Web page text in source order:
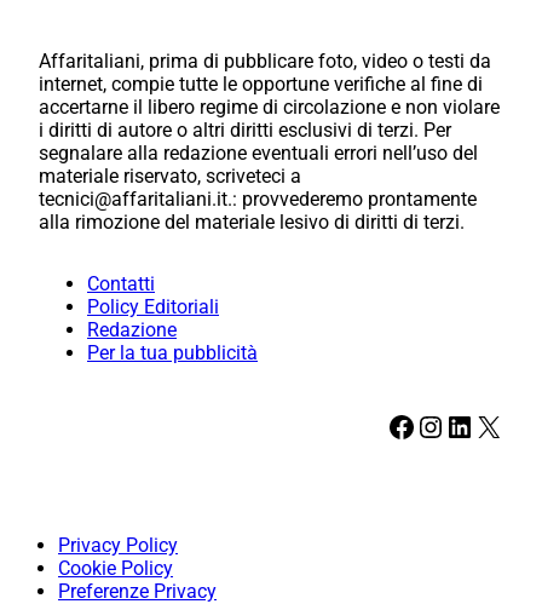
Affaritaliani, prima di pubblicare foto, video o testi da
internet, compie tutte le opportune verifiche al fine di
accertarne il libero regime di circolazione e non violare
i diritti di autore o altri diritti esclusivi di terzi. Per
segnalare alla redazione eventuali errori nell’uso del
materiale riservato, scriveteci a
tecnici@affaritaliani.it.: provvederemo prontamente
alla rimozione del materiale lesivo di diritti di terzi.
Contatti
Policy Editoriali
Redazione
Per la tua pubblicità
Facebook Instagram LinkedIn X
Privacy Policy
Cookie Policy
Preferenze Privacy